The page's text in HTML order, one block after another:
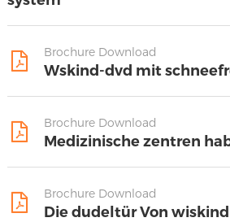
Brochure Download
Wskind-dvd mit
Brochure Download
Medizinische zentren
Brochure Download
Die dudeltür Von